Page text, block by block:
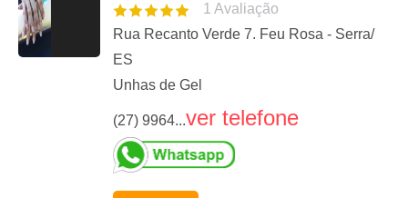
1 Avaliação
Rua Recanto Verde 7. Feu Rosa - Serra/
ES
Unhas de Gel
(27) 9964...ver telefone